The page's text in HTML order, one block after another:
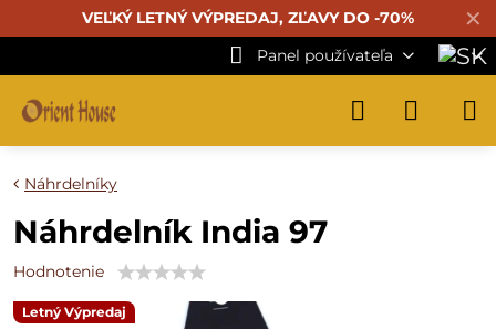
✕
VEĽKÝ LETNÝ VÝPREDAJ, ZĽAVY DO -70%
Panel používateľa
Letný Výpredaj
Náhrdelníky
Náhrdelník India 97
Hodnotenie